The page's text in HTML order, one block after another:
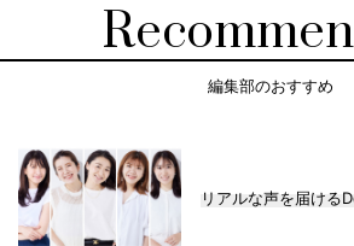
編集部のおすすめ
リアルな声を届ける